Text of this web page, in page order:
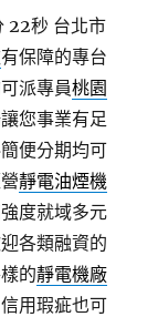
22秒 台北市
有保障的專台
派專員桃園
您事業有足
便分期均可
靜電油煙機
度就域多元
各類融資的
的靜電機廠
用瑕疵也可